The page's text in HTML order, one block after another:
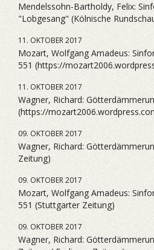
Mendelssohn-Bartholdy, Felix:
"Lobgesang" (Kölnische
11. OKTOBER 2017
Mozart, Wolfgang Amadeus:
551 (https://
11. OKTOBER 2017
Wagner, Richard:
(https://
09. OKTOBER 2017
Wagner, Richard:
Zeitung)
09. OKTOBER 2017
Mozart, Wolfgang Amadeus:
551 (Stuttgarter Zeitung)
09. OKTOBER 2017
Wagner, Richard: